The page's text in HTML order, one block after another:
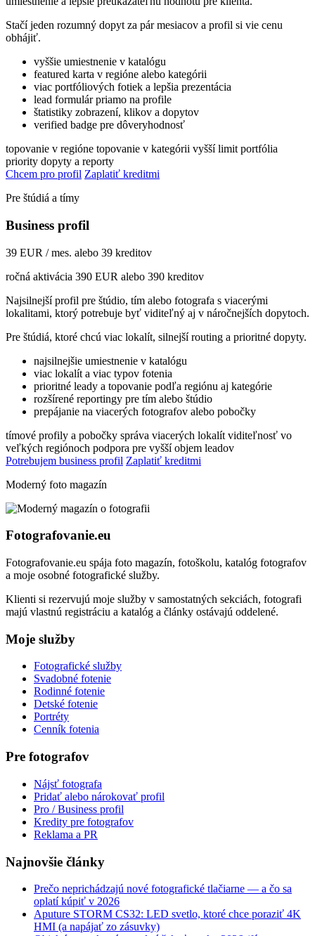
Stačí jeden rozumný dopyt za pár mesiacov a profil si vie cenu
obhájiť.
vyššie umiestnenie v katalógu
featured karta v regióne alebo kategórii
viac portfóliových fotiek a lepšia prezentácia
lead formulár priamo na profile
štatistiky zobrazení, klikov a dopytov
verified badge pre dôveryhodnosť
topovanie v regióne topovanie v kategórii vyšší limit portfólia
priority dopyty a reporty
Chcem pro profil Zaplatiť kreditmi
Pre štúdiá a tímy
Business profil
39 EUR / mes. alebo 39 kreditov
ročná aktivácia 390 EUR alebo 390 kreditov
Najsilnejší profil pre štúdio, tím alebo fotografa s viacerými
lokalitami, ktorý potrebuje byť viditeľný aj v náročnejších dopytoch.
Pre štúdiá, ktoré chcú viac lokalít, silnejší routing a prioritné dopyty.
najsilnejšie umiestnenie v katalógu
viac lokalít a viac typov fotenia
prioritné leady a topovanie podľa regiónu aj kategórie
rozšírené reportingy pre tím alebo štúdio
prepájanie na viacerých fotografov alebo pobočky
tímové profily a pobočky správa viacerých lokalít viditeľnosť vo
veľkých regiónoch podpora pre vyšší objem leadov
Potrebujem business profil Zaplatiť kreditmi
Moderný foto magazín
Fotografovanie.eu
Fotografovanie.eu spája foto magazín, fotoškolu, katalóg fotografov
a moje osobné fotografické služby.
Klienti si rezervujú moje služby v samostatných sekciách, fotografi
majú vlastnú registráciu a katalóg a články ostávajú oddelené.
Moje služby
Fotografické služby
Svadobné fotenie
Rodinné fotenie
Detské fotenie
Portréty
Cenník fotenia
Pre fotografov
Nájsť fotografa
Pridať alebo nárokovať profil
Pro / Business profil
Kredity pre fotografov
Reklama a PR
Najnovšie články
Prečo neprichádzajú nové fotografické tlačiarne — a čo sa
oplatí kúpiť v 2026
Aputure STORM CS32: LED svetlo, ktoré chce poraziť 4K
HMI (a napájať zo zásuvky)